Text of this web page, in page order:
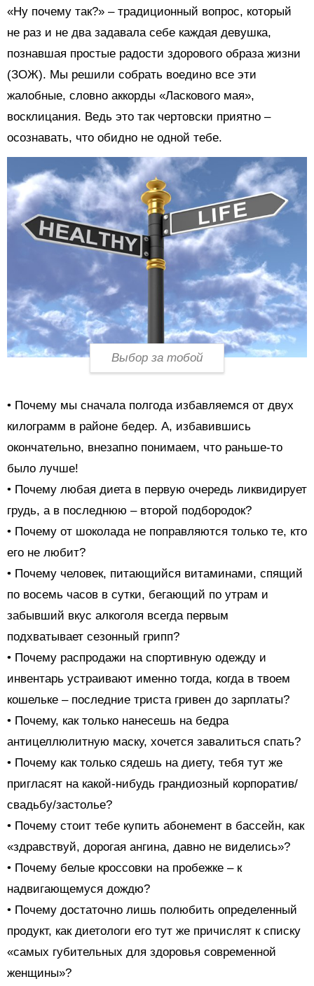
«Ну почему так?» – традиционный вопрос, который
не раз и не два задавала себе каждая девушка,
познавшая простые радости здорового образа жизни
(ЗОЖ). Мы решили собрать воедино все эти
жалобные, словно аккорды «Ласкового мая»,
восклицания. Ведь это так чертовски приятно –
осознавать, что обидно не одной тебе.
Выбор за тобой
• Почему мы сначала полгода избавляемся от двух
килограмм в районе бедер. А, избавившись
окончательно, внезапно понимаем, что раньше-то
было лучше!
• Почему любая диета в первую очередь ликвидирует
грудь, а в последнюю – второй подбородок?
• Почему от шоколада не поправляются только те, кто
его не любит?
• Почему человек, питающийся витаминами, спящий
по восемь часов в сутки, бегающий по утрам и
забывший вкус алкоголя всегда первым
подхватывает сезонный грипп?
• Почему распродажи на спортивную одежду и
инвентарь устраивают именно тогда, когда в твоем
кошельке – последние триста гривен до зарплаты?
• Почему, как только нанесешь на бедра
антицеллюлитную маску, хочется завалиться спать?
• Почему как только сядешь на диету, тебя тут же
пригласят на какой-нибудь грандиозный корпоратив/
свадьбу/застолье?
• Почему стоит тебе купить абонемент в бассейн, как
«здравствуй, дорогая ангина, давно не виделись»?
• Почему белые кроссовки на пробежке – к
надвигающемуся дождю?
• Почему достаточно лишь полюбить определенный
продукт, как диетологи его тут же причислят к списку
«самых губительных для здоровья современной
женщины»?